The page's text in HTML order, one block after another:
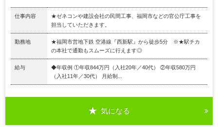
仕事内容
★ゼネコンや建設会社の民間工事、福岡市などの官公庁工事を
担当していただきます。
勤務地
★福岡市営地下鉄 空港線『西新駅』から徒歩5分 ※★駅チカ
の本社で通勤もスムーズに行えます◎
給与
◆年収例 ①年収844万円（入社20年／40代） ②年収580万円
（入社11年／30代） 月給制...
気になる